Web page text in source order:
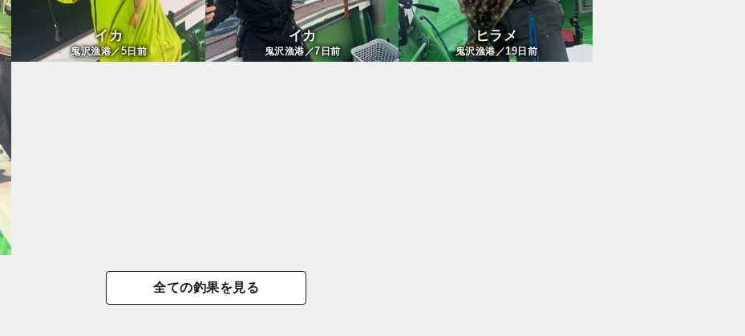
イカ
鬼沢漁港／5日前
イカ
鬼沢漁港／7 日前
ヒラメ
鬼沢漁港／19日前
全ての釣果を見る